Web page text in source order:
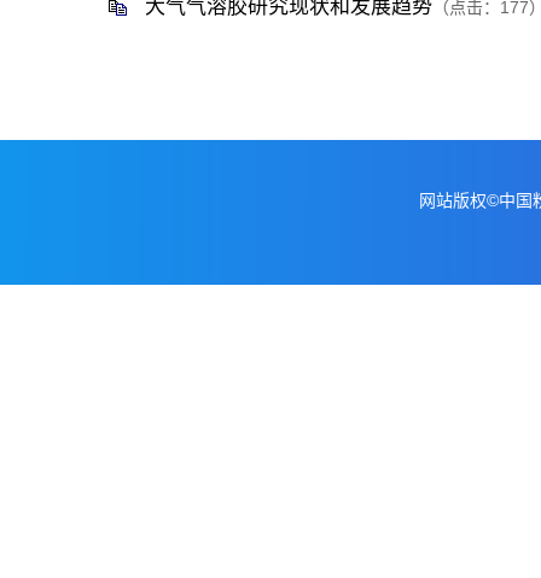
大气气溶胶研究现状和发展趋势 （点击： 177
网站版权©中国